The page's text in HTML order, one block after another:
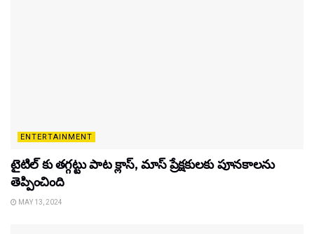
ENTERTAINMENT
టైటిల్‌ కు తగ్గట్టు పాట క్లాస్, మాస్ ప్రేక్షకులకు పూనకాలను
తెప్పించింది
MAY 13, 2024